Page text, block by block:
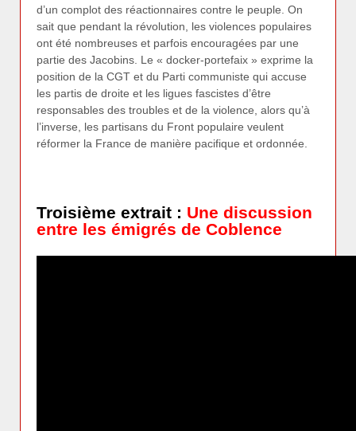
d’un complot des réactionnaires contre le peuple. On
sait que pendant la révolution, les violences populaires
ont été nombreuses et parfois encouragées par une
partie des Jacobins. Le « docker-portefaix » exprime la
position de la CGT et du Parti communiste qui accuse
les partis de droite et les ligues fascistes d’être
responsables des troubles et de la violence, alors qu’à
l’inverse, les partisans du Front populaire veulent
réformer la France de manière pacifique et ordonnée.
Troisième extrait : Une discussion
entre les émigrés de Coblence